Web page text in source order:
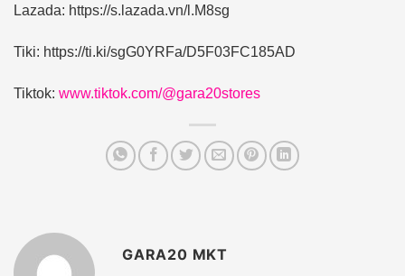
Lazada: https://s.lazada.vn/l.M8sg
Tiki: https://ti.ki/sgG0YRFa/D5F03FC185AD
Tiktok: www.tiktok.com/@gara20stores
GARA20 MKT